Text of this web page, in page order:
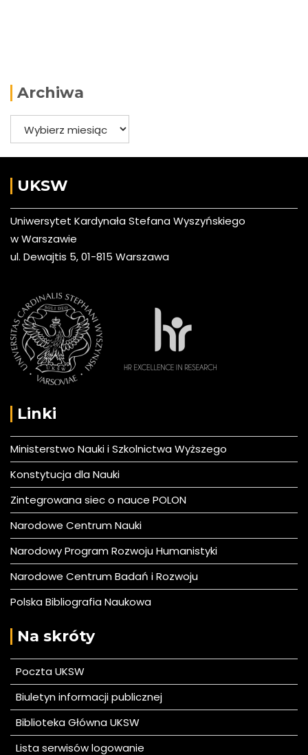
Archiwa
Archiwa
UKSW
Uniwersytet Kardynała Stefana Wyszyńskiego
w Warszawie
ul. Dewajtis 5, 01-815 Warszawa
Linki
Ministerstwo Nauki i Szkolnictwa Wyższego
Konstytucja dla Nauki
Zintegrowana siec o nauce POLON
Narodowe Centrum Nauki
Narodowy Program Rozwoju Humanistyki
Narodowe Centrum Badań i Rozwoju
Polska Bibliografia Naukowa
Na skróty
Poczta UKSW
Biuletyn informacji publicznej
Biblioteka Główna UKSW
Lista serwisów logowanie